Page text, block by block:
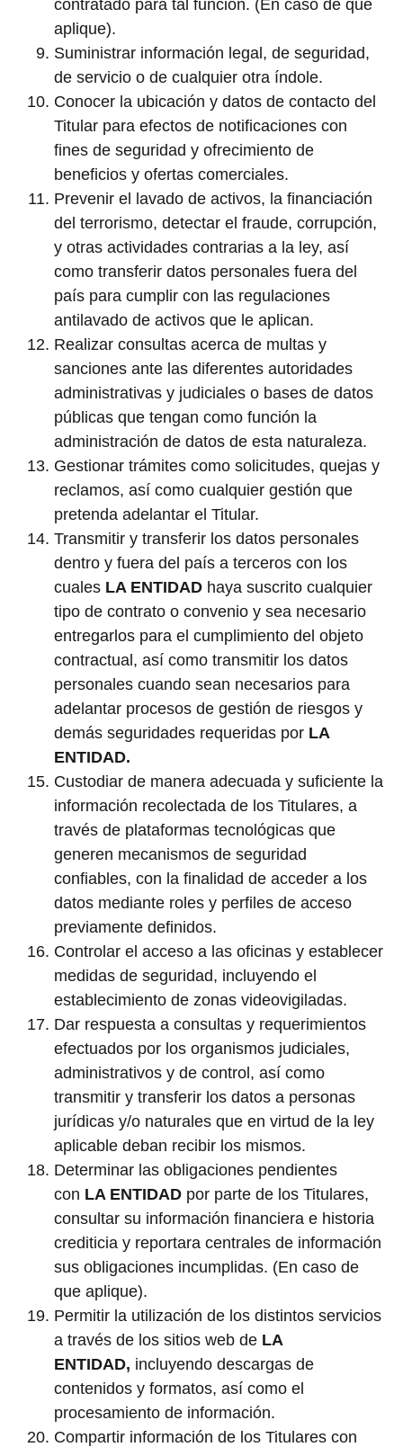
contratado para tal función. (En caso de que
aplique).
Suministrar información legal, de seguridad,
de servicio o de cualquier otra índole.
Conocer la ubicación y datos de contacto del
Titular para efectos de notificaciones con
fines de seguridad y ofrecimiento de
beneficios y ofertas comerciales.
Prevenir el lavado de activos, la financiación
del terrorismo, detectar el fraude, corrupción,
y otras actividades contrarias a la ley, así
como transferir datos personales fuera del
país para cumplir con las regulaciones
antilavado de activos que le aplican.
Realizar consultas acerca de multas y
sanciones ante las diferentes autoridades
administrativas y judiciales o bases de datos
públicas que tengan como función la
administración de datos de esta naturaleza.
Gestionar trámites como solicitudes, quejas y
reclamos, así como cualquier gestión que
pretenda adelantar el Titular.
Transmitir y transferir los datos personales
dentro y fuera del país a terceros con los
cuales LA ENTIDAD haya suscrito cualquier
tipo de contrato o convenio y sea necesario
entregarlos para el cumplimiento del objeto
contractual, así como transmitir los datos
personales cuando sean necesarios para
adelantar procesos de gestión de riesgos y
demás seguridades requeridas por LA
ENTIDAD.
Custodiar de manera adecuada y suficiente la
información recolectada de los Titulares, a
través de plataformas tecnológicas que
generen mecanismos de seguridad
confiables, con la finalidad de acceder a los
datos mediante roles y perfiles de acceso
previamente definidos.
Controlar el acceso a las oficinas y establecer
medidas de seguridad, incluyendo el
establecimiento de zonas videovigiladas.
Dar respuesta a consultas y requerimientos
efectuados por los organismos judiciales,
administrativos y de control, así como
transmitir y transferir los datos a personas
jurídicas y/o naturales que en virtud de la ley
aplicable deban recibir los mismos.
Determinar las obligaciones pendientes
con LA ENTIDAD por parte de los Titulares,
consultar su información financiera e historia
crediticia y reportara centrales de información
sus obligaciones incumplidas. (En caso de
que aplique).
Permitir la utilización de los distintos servicios
a través de los sitios web de LA
ENTIDAD, incluyendo descargas de
contenidos y formatos, así como el
procesamiento de información.
Compartir información de los Titulares con